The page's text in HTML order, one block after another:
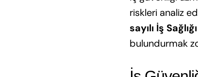
riskleri analiz
sayılı İş
bulundurmak